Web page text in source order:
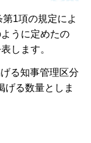
1項の規定によ
うに定めたの
します。
る知事管理区分
げる数量としま